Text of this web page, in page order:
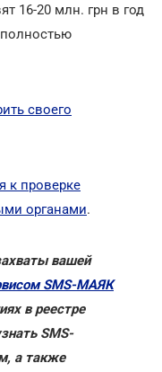
16-20 млн. грн в год
полностью
своего
к проверке
органами.
вашей
SMS-МАЯК
в реестре
SMS-
а также